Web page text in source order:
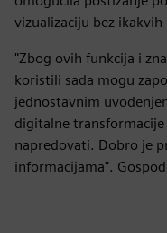
vizualizaciju bez
"Zbog ovih funkcija i
koristili sada mogu
jednostavnim
digitalne
napredovati. Dobro je
informacijama".